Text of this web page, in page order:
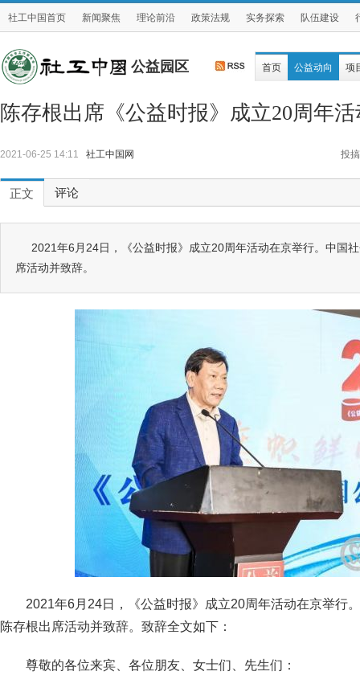
社工中国首页 新闻聚焦 理论前沿 政策法规 实务探索 队伍建设
公益园区 首页 公益动向 项
陈存根出席《公益时报》成立20周年
2021-06-25 14:11 社工中国网 投搞
正文 评论
2021年6月24日，《公益时报》成立20周年活动在京举行。中国
席活动并致辞。
2021年6月24日，《公益时报》成立20周年活动在京举行
陈存根出席活动并致辞。致辞全文如下：
尊敬的各位来宾、各位朋友、女士们、先生们：